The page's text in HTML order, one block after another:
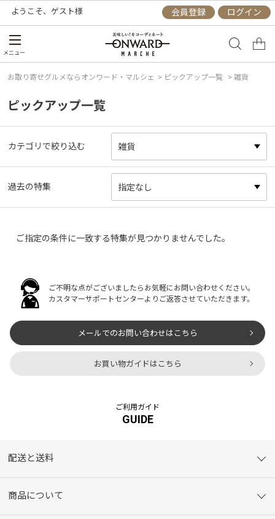
ようこそ、 ゲスト様 会員登録 ログイン
メニュー
お取り寄せグルメならオンワード・マルシェ > ピックアップ一覧 > 雑貨
ピックアップ一覧
カテゴリで絞り込む
過去の特集
ご指定の条件に一致する特集が見つかりませんでした。
ご不明な点がございましたらお気軽にお問い合わせください。
カスタマーサポートセンターよりご返答させていただきます。
メールでのお問い合わせはこちら
お買い物ガイドはこちら
ご利用ガイド
GUIDE
配送と送料
商品について